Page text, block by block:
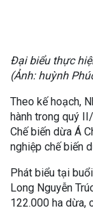
Đại biểu thực
(Ảnh: huỳnh
Theo kế hoạch,
hành trong quý
Chế biến dừa Á
nghiệp chế biến
Phát biểu tại
Long Nguyễn
122.000 ha dừa,